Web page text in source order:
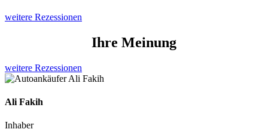
weitere Rezessionen
Ihre Meinung
weitere Rezessionen
Ali Fakih
Inhaber